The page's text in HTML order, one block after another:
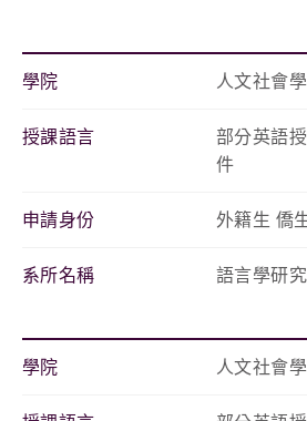
學院 人文社會
授課語言
部分英語
件
申請身份 外籍生 僑
系所名稱 語言學研
學院 人文社會